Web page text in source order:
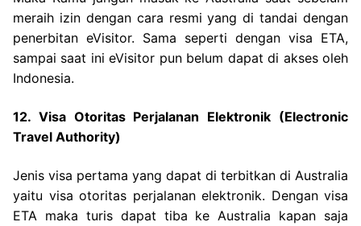
meraih izin dengan cara resmi yang di tandai dengan
penerbitan eVisitor. Sama seperti dengan visa ETA,
sampai saat ini eVisitor pun belum dapat di akses oleh
Indonesia.
12. Visa Otoritas Perjalanan Elektronik (Electronic
Travel Authority)
Jenis visa pertama yang dapat di terbitkan di Australia
yaitu visa otoritas perjalanan elektronik. Dengan visa
ETA maka turis dapat tiba ke Australia kapan saja